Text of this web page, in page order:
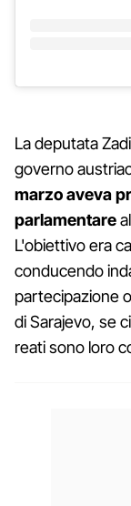
La deputata
governo
marzo aveva
parlamentare
L'obiettivo era
conducendo
partecipazione
di Sarajevo, se
reati sono loro